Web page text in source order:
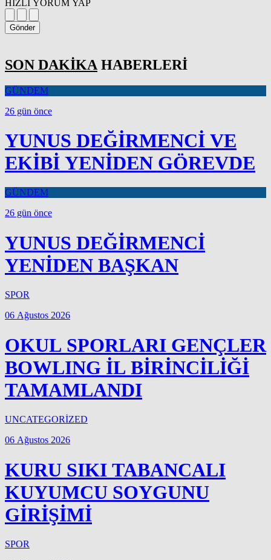
HIZLI YORUM YAP
Gönder
SON DAKİKA HABERLERİ
GÜNDEM
26 gün önce
YUNUS DEĞİRMENCİ VE
EKİBİ YENİDEN GÖREVDE
GÜNDEM
26 gün önce
YUNUS DEĞİRMENCİ
YENİDEN BAŞKAN
SPOR
06 Ağustos 2026
OKUL SPORLARI GENÇLER
BOWLING İL BİRİNCİLİĞİ
TAMAMLANDI
UNCATEGORİZED
06 Ağustos 2026
KURU SIKI TABANCALI
KUYUMCU SOYGUNU
GİRİŞİMİ
SPOR